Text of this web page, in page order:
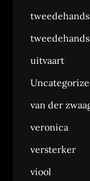
uitvaart
van der
veronica
versterker
viool